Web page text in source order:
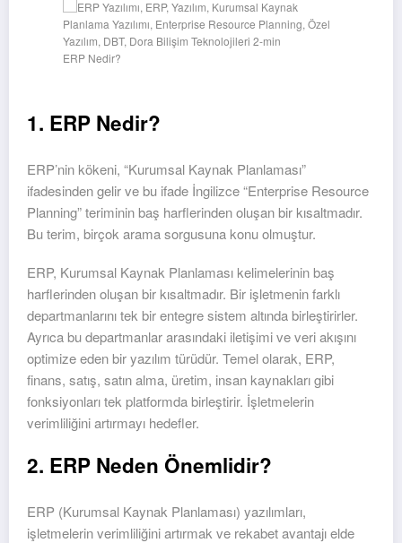
ERP Nedir?
1. ERP Nedir?
ERP’nin kökeni, “Kurumsal Kaynak Planlaması”
ifadesinden gelir ve bu ifade İngilizce “Enterprise Resource
Planning” teriminin baş harflerinden oluşan bir kısaltmadır.
Bu terim, birçok arama sorgusuna konu olmuştur.
ERP, Kurumsal Kaynak Planlaması kelimelerinin baş
harflerinden oluşan bir kısaltmadır. Bir işletmenin farklı
departmanlarını tek bir entegre sistem altında birleştirirler.
Ayrıca bu departmanlar arasındaki iletişimi ve veri akışını
optimize eden bir yazılım türüdür. Temel olarak, ERP,
finans, satış, satın alma, üretim, insan kaynakları gibi
fonksiyonları tek platformda birleştirir. İşletmelerin
verimliliğini artırmayı hedefler.
2. ERP Neden Önemlidir?
ERP (Kurumsal Kaynak Planlaması) yazılımları,
işletmelerin verimliliğini artırmak ve rekabet avantajı elde